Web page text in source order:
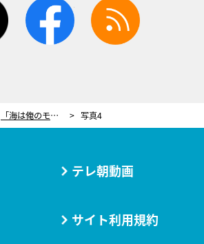
「海は俺のモノ」ヨット界のレジェンドを魅了した“とっておきの港”「毎回行っても飽きない」 写真4
テレ朝動画
サイト利用規約